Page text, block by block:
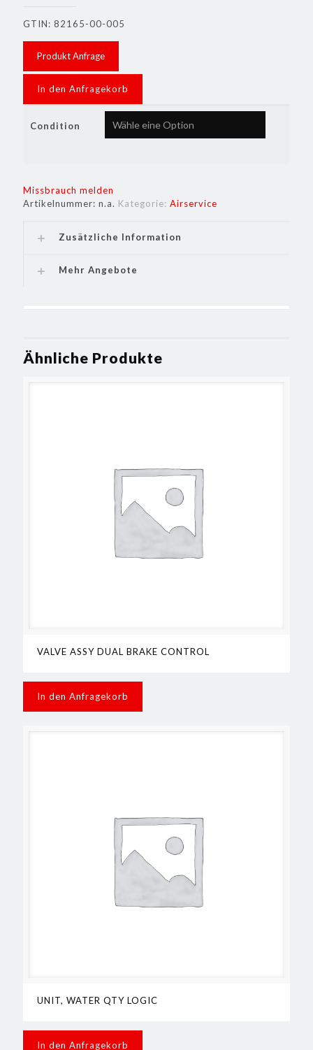
GTIN: 82165-00-005
Produkt Anfrage
In den Anfragekorb
Condition
Missbrauch melden
Artikelnummer: n.a. Kategorie: Airservice
Zusätzliche Information
Mehr Angebote
Ähnliche Produkte
VALVE ASSY DUAL BRAKE CONTROL
In den Anfragekorb
UNIT, WATER QTY LOGIC
In den Anfragekorb